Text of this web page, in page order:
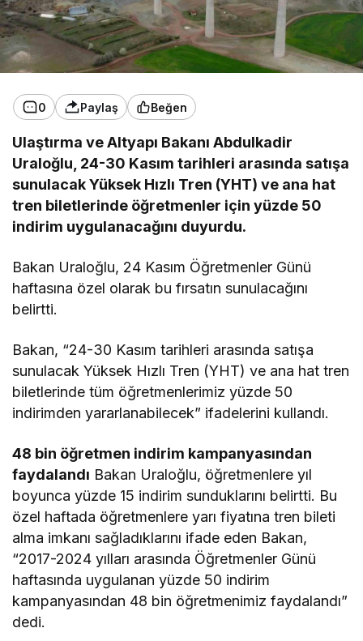
0 Paylaş Beğen
Ulaştırma ve Altyapı Bakanı Abdulkadir
Uraloğlu, 24-30 Kasım tarihleri arasında satışa
sunulacak Yüksek Hızlı Tren (YHT) ve ana hat
tren biletlerinde öğretmenler için yüzde 50
indirim uygulanacağını duyurdu.
Bakan Uraloğlu, 24 Kasım Öğretmenler Günü
haftasına özel olarak bu fırsatın sunulacağını
belirtti.
Bakan, “24-30 Kasım tarihleri arasında satışa
sunulacak Yüksek Hızlı Tren (YHT) ve ana hat tren
biletlerinde tüm öğretmenlerimiz yüzde 50
indirimden yararlanabilecek” ifadelerini kullandı.
48 bin öğretmen indirim kampanyasından
faydalandı Bakan Uraloğlu, öğretmenlere yıl
boyunca yüzde 15 indirim sunduklarını belirtti. Bu
özel haftada öğretmenlere yarı fiyatına tren bileti
alma imkanı sağladıklarını ifade eden Bakan,
“2017-2024 yılları arasında Öğretmenler Günü
haftasında uygulanan yüzde 50 indirim
kampanyasından 48 bin öğretmenimiz faydalandı”
dedi.